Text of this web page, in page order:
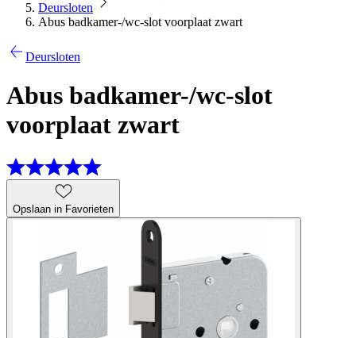
Deursloten
Abus badkamer-/wc-slot voorplaat zwart
Deursloten
Abus badkamer-/wc-slot
voorplaat zwart
Opslaan in Favorieten